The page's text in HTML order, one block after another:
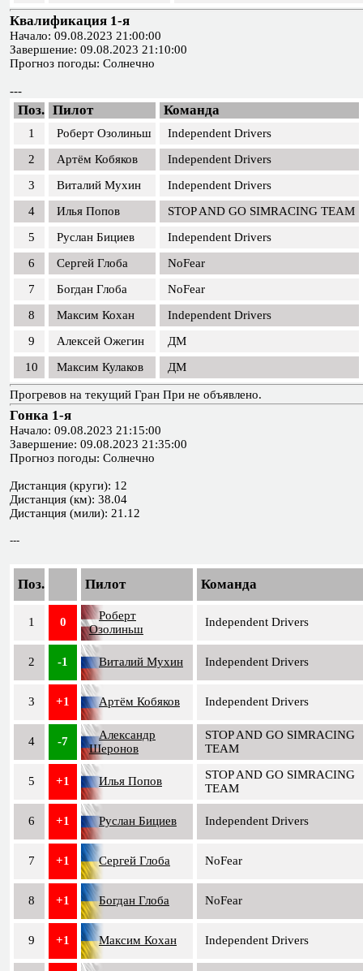
Квалификация 1-я
Начало: 09.08.2023 21:00:00
Завершение: 09.08.2023 21:10:00
Прогноз погоды: Солнечно
---
Поз. Пилот Команда
1 Роберт Озолиньш
Independent Drivers
2
Артём Кобяков
Independent Drivers
3
Виталий Мухин
Independent Drivers
4
Илья Попов
STOP AND GO SIMRACING TEAM
5
Руслан Бициев
Independent Drivers
6
Сергей Глоба
NoFear
7
Богдан Глоба
NoFear
8
Максим Кохан
Independent Drivers
9
Алексей Ожегин
ДМ
10
Максим Кулаков ДМ
Прогревов на текущий Гран При не объявлено.
Гонка 1-я
Начало: 09.08.2023 21:15:00
Завершение: 09.08.2023 21:35:00
Прогноз погоды: Солнечно
Дистанция (круги): 12
Дистанция (км): 38.04
Дистанция (мили): 21.12
---
Поз. Пилот Команда
1 0
Роберт
Озолиньш
Independent Drivers
2 -1 Виталий Мухин Independent Drivers
3 +1 Артём Кобяков Independent Drivers
4 -7
Александр
Шеронов
STOP AND GO SIMRACING
TEAM
5 +1 Илья Попов
STOP AND GO SIMRACING
TEAM
6 +1 Руслан Бициев Independent Drivers
7 +1 Сергей Глоба NoFear
8 +1 Богдан Глоба NoFear
9 +1 Максим Кохан Independent Drivers